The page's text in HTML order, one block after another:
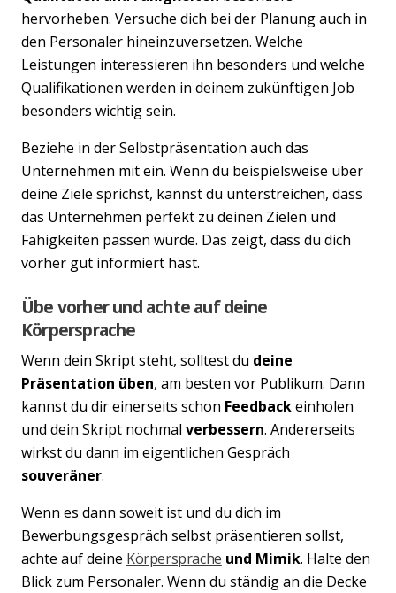
hervorheben. Versuche dich bei der Planung auch in
den Personaler hineinzuversetzen. Welche
Leistungen interessieren ihn besonders und welche
Qualifikationen werden in deinem zukünftigen Job
besonders wichtig sein.
Beziehe in der Selbstpräsentation auch das
Unternehmen mit ein. Wenn du beispielsweise über
deine Ziele sprichst, kannst du unterstreichen, dass
das Unternehmen perfekt zu deinen Zielen und
Fähigkeiten passen würde. Das zeigt, dass du dich
vorher gut informiert hast.
Übe vorher und achte auf deine
Körpersprache
Wenn dein Skript steht, solltest du deine
Präsentation üben, am besten vor Publikum. Dann
kannst du dir einerseits schon Feedbackeinholen
und dein Skript nochmal verbessern. Andererseits
wirkst du dann im eigentlichen Gespräch
souveräner.
Wenn es dann soweit ist und du dich im
Bewerbungsgespräch selbst präsentieren sollst,
achte auf deine Körpersprache und Mimik. Halte den
Blick zum Personaler. Wenn du ständig an die Decke